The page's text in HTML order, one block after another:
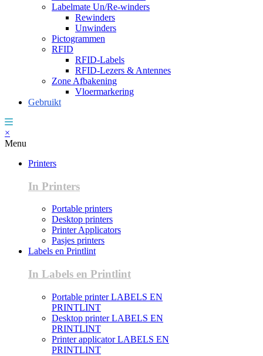
Labelmate Un/Re-winders
Rewinders
Unwinders
Pictogrammen
RFID
RFID-Labels
RFID-Lezers & Antennes
Zone Afbakening
Vloermarkering
Gebruikt
×
Menu
Printers
In Printers
Portable printers
Desktop printers
Printer Applicators
Pasjes printers
Labels en Printlint
In Labels en Printlint
Portable printer LABELS EN
PRINTLINT
Desktop printer LABELS EN
PRINTLINT
Printer applicator LABELS EN
PRINTLINT